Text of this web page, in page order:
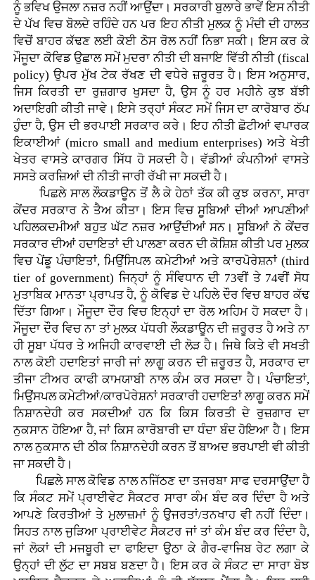
ਨੂੰ ਭਵਿਖ ਉਜਲਾ ਨਜ਼ਰ ਨਹੀਂ ਆਉਂਦਾ। ਸਰਕਾਰੀ ਬੁਲਾਰੇ ਭਾਵੇਂ ਇਸ ਨੀਤੀ
ਦੇ ਪੱਖ ਵਿਚ ਬੋਲਦੇ ਰਹਿੰਦੇ ਹਨ ਪਰ ਇਹ ਨੀਤੀ ਮੁਲਕ ਨੂੰ ਮੰਦੀ ਦੀ ਹਾਲਤ
ਵਿਚੋਂ ਬਾਹਰ ਕੱਢਣ ਲਈ ਕੋਈ ਠੋਸ ਰੋਲ ਨਹੀਂ ਨਿਭਾ ਸਕੀ। ਇਸ ਕਰ ਕੇ
ਮੌਜੂਦਾ ਕੋਵਿਡ ਉਛਾਲ ਸਮੇਂ ਮੁਦਰਾ ਨੀਤੀ ਦੀ ਬਜਾਇ ਵਿੱਤੀ ਨੀਤੀ (fiscal
policy) ਉਪਰ ਮੁੱਖ ਟੇਕ ਰੱਖਣ ਦੀ ਵਧੇਰੇ ਜ਼ਰੂਰਤ ਹੈ। ਇਸ ਅਨੁਸਾਰ,
ਜਿਸ ਕਿਰਤੀ ਦਾ ਰੁਜ਼ਗਾਰ ਖੁਸਦਾ ਹੈ, ਉਸ ਨੂੰ ਹਰ ਮਹੀਨੇ ਕੁਝ ਬੱਝੀ
ਅਦਾਇਗੀ ਕੀਤੀ ਜਾਵੇ। ਇਸੇ ਤਰ੍ਹਾਂ ਸੰਕਟ ਸਮੇਂ ਜਿਸ ਦਾ ਕਾਰੋਬਾਰ ਠੱਪ
ਹੁੰਦਾ ਹੈ, ਉਸ ਦੀ ਭਰਪਾਈ ਸਰਕਾਰ ਕਰੇ। ਇਹ ਨੀਤੀ ਛੋਟੀਆਂ ਵਪਾਰਕ
ਇਕਾਈਆਂ (micro small and medium enterprises) ਅਤੇ ਖੇਤੀ
ਖੇਤਰ ਵਾਸਤੇ ਕਾਰਗਰ ਸਿੱਧ ਹੋ ਸਕਦੀ ਹੈ। ਵੱਡੀਆਂ ਕੰਪਨੀਆਂ ਵਾਸਤੇ
ਸਸਤੇ ਕਰਜ਼ਿਆਂ ਦੀ ਨੀਤੀ ਜਾਰੀ ਰੱਖੀ ਜਾ ਸਕਦੀ ਹੈ।
ਪਿਛਲੇ ਸਾਲ ਲੌਕਡਾਊਨ ਤੋਂ ਲੈ ਕੇ ਹੇਠਾਂ ਤੱਕ ਕੀ ਕੁਝ ਕਰਨਾ, ਸਾਰਾ
ਕੇਂਦਰ ਸਰਕਾਰ ਨੇ ਤੈਅ ਕੀਤਾ। ਇਸ ਵਿਚ ਸੂਬਿਆਂ ਦੀਆਂ ਆਪਣੀਆਂ
ਪਹਿਲਕਦਮੀਆਂ ਬਹੁਤ ਘੱਟ ਨਜ਼ਰ ਆਉਂਦੀਆਂ ਸਨ। ਸੂਬਿਆਂ ਨੇ ਕੇਂਦਰ
ਸਰਕਾਰ ਦੀਆਂ ਹਦਾਇਤਾਂ ਦੀ ਪਾਲਣਾ ਕਰਨ ਦੀ ਕੋਸ਼ਿਸ਼ ਕੀਤੀ ਪਰ ਮੁਲਕ
ਵਿਚ ਪੇਂਡੂ ਪੰਚਾਇਤਾਂ, ਮਿਉਂਸਿਪਲ ਕਮੇਟੀਆਂ ਅਤੇ ਕਾਰਪੋਰੇਸ਼ਨਾਂ (third
tier of government) ਜਿਨ੍ਹਾਂ ਨੂੰ ਸੰਵਿਧਾਨ ਦੀ 73ਵੀਂ ਤੇ 74ਵੀਂ ਸੋਧ
ਮੁਤਾਬਿਕ ਮਾਨਤਾ ਪ੍ਰਾਪਤ ਹੈ, ਨੂੰ ਕੋਵਿਡ ਦੇ ਪਹਿਲੇ ਦੌਰ ਵਿਚ ਬਾਹਰ ਕੱਢ
ਦਿੱਤਾ ਗਿਆ। ਮੌਜੂਦਾ ਦੌਰ ਵਿਚ ਇਨ੍ਹਾਂ ਦਾ ਰੋਲ ਅਹਿਮ ਹੋ ਸਕਦਾ ਹੈ।
ਮੌਜੂਦਾ ਦੌਰ ਵਿਚ ਨਾ ਤਾਂ ਮੁਲਕ ਪੱਧਰੀ ਲੌਕਡਾਊਨ ਦੀ ਜ਼ਰੂਰਤ ਹੈ ਅਤੇ ਨਾ
ਹੀ ਸੂਬਾ ਪੱਧਰ ਤੇ ਅਜਿਹੀ ਕਾਰਵਾਈ ਦੀ ਲੋੜ ਹੈ। ਜਿਥੇ ਕਿਤੇ ਵੀ ਸਖਤੀ
ਨਾਲ ਕੋਈ ਹਦਾਇਤਾਂ ਜਾਰੀ ਜਾਂ ਲਾਗੂ ਕਰਨ ਦੀ ਜ਼ਰੂਰਤ ਹੈ, ਸਰਕਾਰ ਦਾ
ਤੀਜਾ ਟੀਅਰ ਕਾਫੀ ਕਾਮਯਾਬੀ ਨਾਲ ਕੰਮ ਕਰ ਸਕਦਾ ਹੈ। ਪੰਚਾਇਤਾਂ,
ਮਿਉਂਸਪਲ ਕਮੇਟੀਆਂ/ਕਾਰਪੋਰੇਸ਼ਨਾਂ ਸਰਕਾਰੀ ਹਦਾਇਤਾਂ ਲਾਗੂ ਕਰਨ ਸਮੇਂ
ਨਿਸ਼ਾਨਦੇਹੀ ਕਰ ਸਕਦੀਆਂ ਹਨ ਕਿ ਕਿਸ ਕਿਰਤੀ ਦੇ ਰੁਜ਼ਗਾਰ ਦਾ
ਨੁਕਸਾਨ ਹੋਇਆ ਹੈ, ਜਾਂ ਕਿਸ ਕਾਰੋਬਾਰੀ ਦਾ ਧੰਦਾ ਬੰਦ ਹੋਇਆ ਹੈ। ਇਸ
ਨਾਲ ਨੁਕਸਾਨ ਦੀ ਠੀਕ ਨਿਸ਼ਾਨਦੇਹੀ ਕਰਨ ਤੋਂ ਬਾਅਦ ਭਰਪਾਈ ਵੀ ਕੀਤੀ
ਜਾ ਸਕਦੀ ਹੈ।
ਪਿਛਲੇ ਸਾਲ ਕੋਵਿਡ ਨਾਲ ਨਜਿੱਠਣ ਦਾ ਤਜਰਬਾ ਸਾਫ ਦਰਸਾਉਂਦਾ ਹੈ
ਕਿ ਸੰਕਟ ਸਮੇਂ ਪ੍ਰਾਈਵੇਟ ਸੈਕਟਰ ਸਾਰਾ ਕੰਮ ਬੰਦ ਕਰ ਦਿੰਦਾ ਹੈ ਅਤੇ
ਆਪਣੇ ਕਿਰਤੀਆਂ ਤੇ ਮੁਲਾਜ਼ਮਾਂ ਨੂੰ ਉਜਰਤਾਂ/ਤਨਖਾਹ ਵੀ ਨਹੀਂ ਦਿੰਦਾ।
ਸਿਹਤ ਨਾਲ ਜੁੜਿਆ ਪ੍ਰਾਈਵੇਟ ਸੈਕਟਰ ਜਾਂ ਤਾਂ ਕੰਮ ਬੰਦ ਕਰ ਦਿੰਦਾ ਹੈ,
ਜਾਂ ਲੋਕਾਂ ਦੀ ਮਜਬੂਰੀ ਦਾ ਫਾਇਦਾ ਉਠਾ ਕੇ ਗੈਰ-ਵਾਜਿਬ ਰੇਟ ਲਗਾ ਕੇ
ਉਨ੍ਹਾਂ ਦੀ ਲੁੱਟ ਦਾ ਸਬਬ ਬਣਦਾ ਹੈ। ਇਸ ਕਰ ਕੇ ਸੰਕਟ ਦਾ ਸਾਰਾ ਬੋਝ